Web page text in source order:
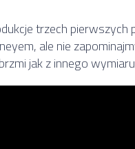
trzech
ale nie
jak z innego